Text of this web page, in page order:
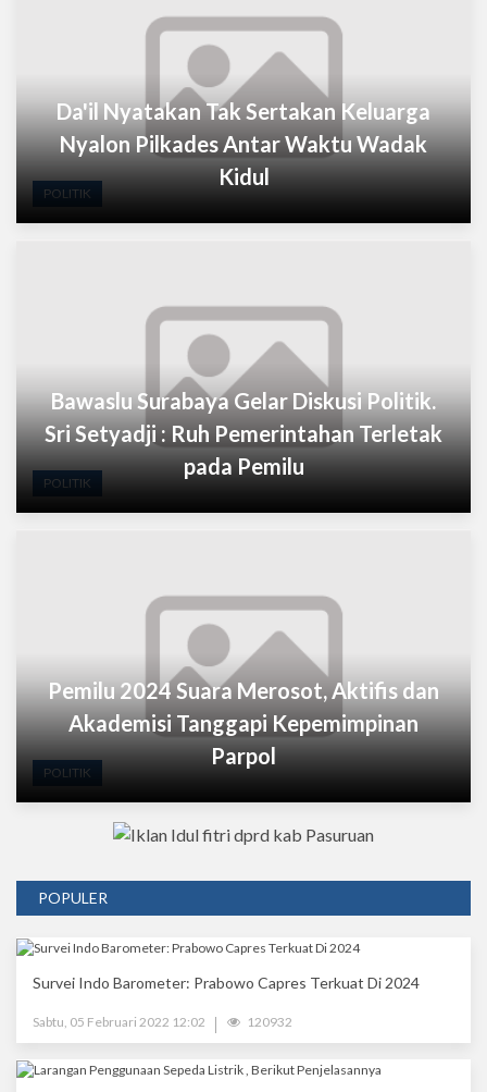
POLITIK
Da'il Nyatakan Tak Sertakan Keluarga
Nyalon Pilkades Antar Waktu Wadak
Kidul
POLITIK
Bawaslu Surabaya Gelar Diskusi Politik.
Sri Setyadji : Ruh Pemerintahan Terletak
pada Pemilu
POLITIK
Pemilu 2024 Suara Merosot, Aktifis dan
Akademisi Tanggapi Kepemimpinan
Parpol
POPULER
Survei Indo Barometer: Prabowo Capres Terkuat Di 2024
Sabtu, 05 Februari 2022 12:02 120932